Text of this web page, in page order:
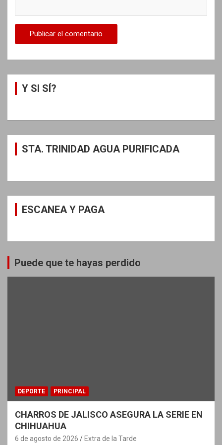
Y SI SÍ?
STA. TRINIDAD AGUA PURIFICADA
ESCANEA Y PAGA
Puede que te hayas perdido
DEPORTE PRINCIPAL
CHARROS DE JALISCO ASEGURA LA SERIE EN
CHIHUAHUA
6 de agosto de 2026 Extra de la Tarde